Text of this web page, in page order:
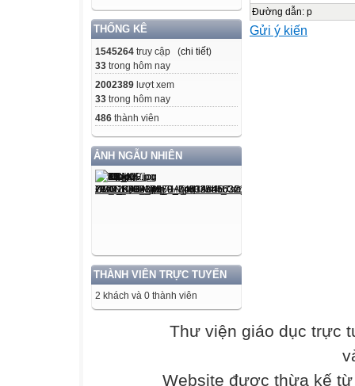
THỐNG KÊ
1545264 truy cập (chi tiết)
33 trong hôm nay
2002389 lượt xem
33 trong hôm nay
486 thành viên
ẢNH NGẪU NHIÊN
THÀNH VIÊN TRỰC TUYẾN
2 khách và 0 thành viên
3
HÖÔÙNG
MỤC TIÊU
Đường dẫn: p
Gửi ý kiến
Thư viện giáo dục trực
Website được thừa kế